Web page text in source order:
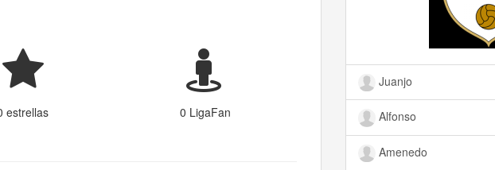
estrellas 0 LigaFan
Juanjo
Alfonso
Amenedo